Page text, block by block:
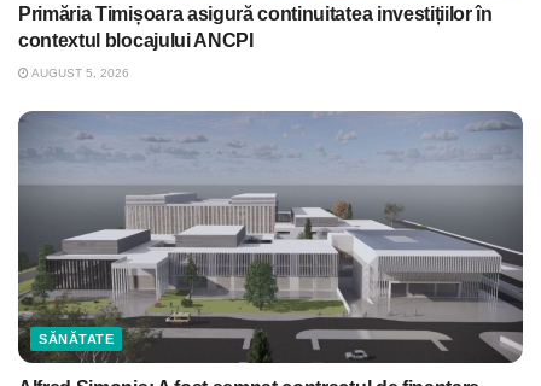
Primăria Timișoara asigură continuitatea investițiilor în
contextul blocajului ANCPI
AUGUST 5, 2026
SĂNĂTATE